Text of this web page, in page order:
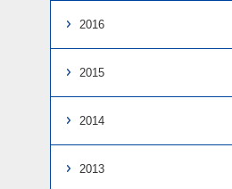
2016
2015
2014
2013